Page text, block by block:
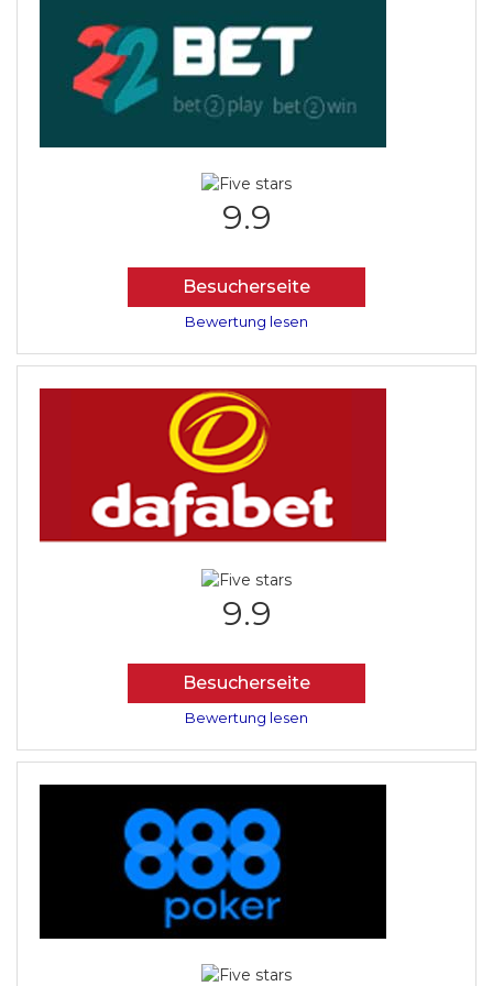
9.9
Besucherseite
Bewertung lesen
9.9
Besucherseite
Bewertung lesen